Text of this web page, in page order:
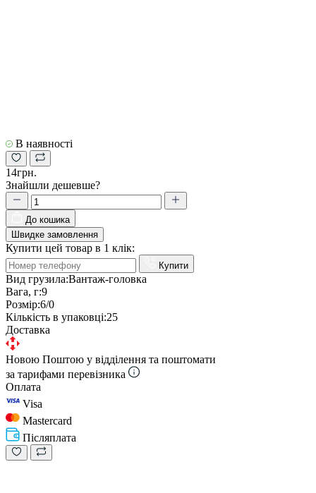
В наявності
14грн.
Знайшли дешевше?
До кошика
Швидке замовлення
Купити цей товар в 1 клік:
Купити
Вид грузила:Вантаж-головка
Вага, г:9
Розмір:6/0
Кількість в упаковці:25
Доставка
Новою Поштою у відділення та поштомати
за тарифами перевізника
Оплата
Visa
Mastercard
Післяплата